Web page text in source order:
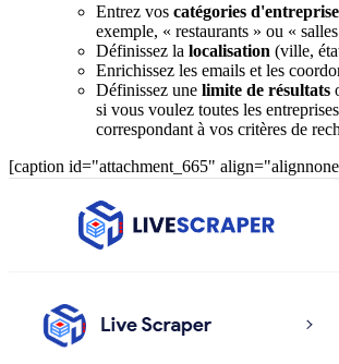
Entrez vos catégories
exemple, « restaurants » ou «
Définissez la localisation (ville,
Enrichissez les emails et les
Définissez une limite de résultats
si vous voulez toutes les
correspondant à vos critères de
[caption id="attachment_665"